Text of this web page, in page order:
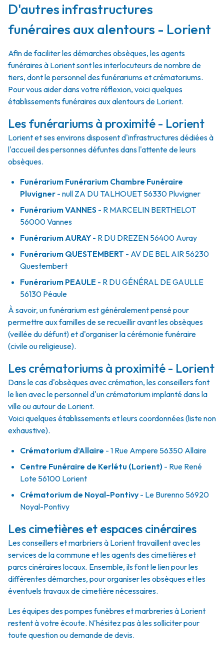
D'autres infrastructures
funéraires aux alentours - Lorient
Afin de faciliter les démarches obsèques, les agents
funéraires à Lorient sont les interlocuteurs de nombre de
tiers, dont le personnel des funérariums et crématoriums.
Pour vous aider dans votre réflexion, voici quelques
établissements funéraires aux alentours de Lorient.
Les funérariums à proximité - Lorient
Lorient et ses environs disposent d'infrastructures dédiées à
l'accueil des personnes défuntes dans l'attente de leurs
obsèques.
Funérarium Funérarium Chambre Funéraire
Pluvigner - null ZA DU TALHOUET 56330 Pluvigner
FunérariumVANNES - R MARCELIN BERTHELOT
56000Vannes
FunérariumAURAY - R DU DREZEN 56400 Auray
Funérarium QUESTEMBERT - AV DE BEL AIR 56230
Questembert
Funérarium PEAULE - R DU GÉNÉRAL DE GAULLE
56130 Péaule
À savoir, un funérarium est généralement pensé pour
permettre aux familles de se recueillir avant les obsèques
(veillée du défunt) et d'organiser la cérémonie funéraire
(civile ou religieuse).
Les crématoriums à proximité - Lorient
Dans le cas d'obsèques avec crémation, les conseillers font
le lien avec le personnel d'un crématorium implanté dans la
ville ou autour de Lorient.
Voici quelques établissements et leurs coordonnées (liste non
exhaustive).
Crématorium d’Allaire - 1 Rue Ampere 56350 Allaire
Centre Funéraire de Kerlétu (Lorient) - Rue René
Lote 56100 Lorient
Crématorium de Noyal-Pontivy - Le Burenno 56920
Noyal-Pontivy
Les cimetières et espaces cinéraires
Les conseillers et marbriers à Lorient travaillent avec les
services de la commune et les agents des cimetières et
parcs cinéraires locaux. Ensemble, ils font le lien pour les
différentes démarches, pour organiser les obsèques et les
éventuels travaux de cimetière nécessaires.
Les équipes des pompes funèbres et marbreries à Lorient
restent à votre écoute. N'hésitez pas à les solliciter pour
toute question ou demande de devis.